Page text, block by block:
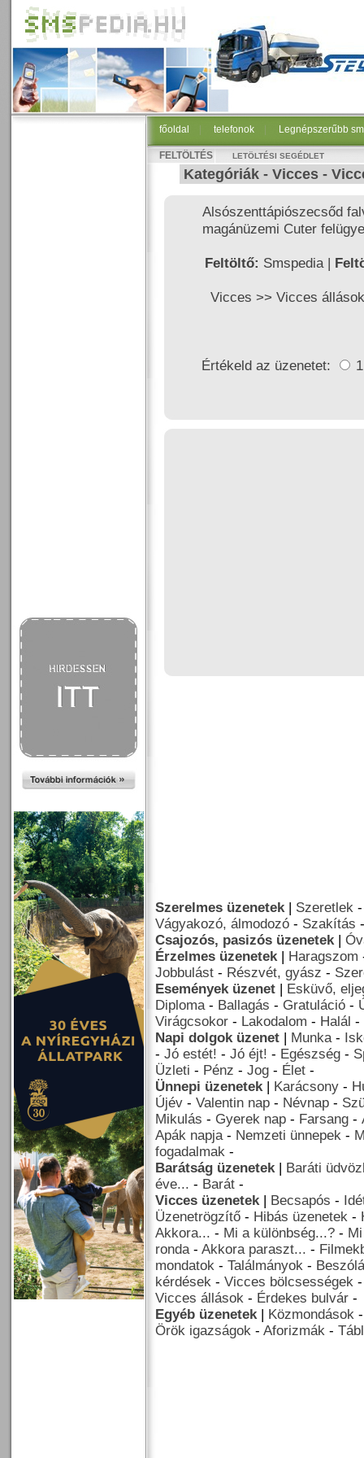
főoldal telefonok Legnépszerűbb
FELTÖLTÉS LETÖLTÉSI SEGÉDLET
Kategóriák - Vicces -
Alsószenttápiószecsőd
magánüzemi Cuter
Feltöltő: Smspedia |
Vicces >> Vicces állások
Értékeld az üzenetet:
Szerelmes üzenetek| Szeretlek
Vágyakozó, álmodozó - Szakítás
Csajozós, pasizós üzenetek|
Érzelmes üzenetek| Haragszom
Jobbulást - Részvét, gyász -
Események üzenet | Esküvő,
Diploma- Ballagás - Gratuláció -
Virágcsokor - Lakodalom - Halál -
Napi dolgok üzenet | Munka-
- Jó estét! - Jó éjt! - Egészség -
Üzleti - Pénz - Jog - Élet -
Ünnepi üzenetek| Karácsony -
Újév - Valentin nap - Névnap -
Mikulás - Gyerek nap - Farsang -
Apák napja- Nemzeti ünnepek -
fogadalmak -
Barátság üzenetek| Baráti
éve... - Barát -
Vicces üzenetek| Becsapós -
Üzenetrögzítő - Hibás üzenetek -
Akkora... - Mi a különbség...? -
ronda- Akkora paraszt... -
mondatok - Találmányok -
kérdések - Vicces bölcsességek
Vicces állások - Érdekes bulvár -
Egyéb üzenetek| Közmondások
Örök igazságok - Aforizmák -